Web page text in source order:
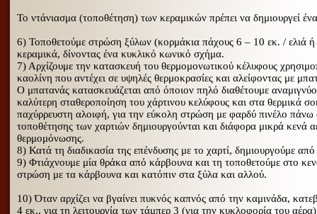
Το ντάνιασμα (τοποθέτηση) των κεραμικών πρέπει να δημιουργεί
6) Τοποθετούμε στρώση ξύλων (κορμάκια πάχους 6 – 10 εκ. / ελιά ή
κεραμικά, δίνοντας ένα κυκλικό κωνικό σχήμα.
7) Αρχίζουμε την κατασκευή του θερμομονωτικού κέλυφους
καολίνη που αντέχει σε υψηλές θερμοκρασίες και αλείφοντας με
Ο μπατανάς κατασκευάζεται από όποιον πηλό διαθέτουμε
καλύτερη σταθεροποίηση του χάρτινου κελύφους και στα θερμικά
παχύρρευστη αλοιφή, για την εύκολη στρώση με φαρδύ πινέλο πάνω
τοποθέτησης των χαρτιών δημιουργούνται και διάφορα μικρά
θερμομόνωσης.
8) Κατά τη διαδικασία της επένδυσης με το χαρτί, δημιουργούμε
9) Φτιάχνουμε μία θράκα από κάρβουνα και τη τοποθετούμε στο
στρώση με τα κάρβουνα και κατόπιν στα ξύλα και αλλού.
10) Όταν αρχίζει να βγαίνει πυκνός καπνός από την καμινάδα,
4 εκ., για τη λειτουργία των τάμπερ 3 (για την κυκλοφορία του